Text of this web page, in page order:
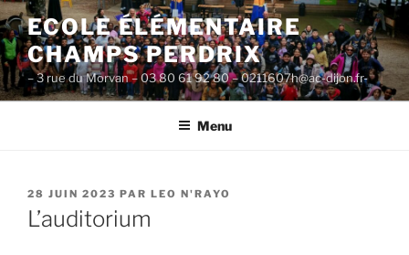
Aller
au
contenu
principal
ECOLE ÉLÉMENTAIRE
CHAMPS PERDRIX
– 3 rue du Morvan – 03 80 61 92 80 – 0211607h@ac-dijon.fr-
Menu
PUBLIÉ
LE
28 JUIN 2023 PAR LEO N'RAYO
L’auditorium